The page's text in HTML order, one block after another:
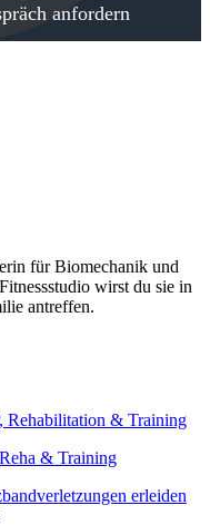
anfordern
für Biomechanik und
wirst du sie in
antreffen.
& Training